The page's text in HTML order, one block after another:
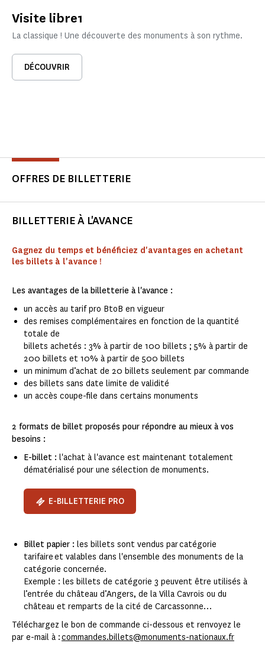
Visite libre1
La classique ! Une découverte des monuments à son rythme.
DÉCOUVRIR
OFFRES DE BILLETTERIE
BILLETTERIE À L'AVANCE
Gagnez du temps et bénéficiez d'avantages en achetant
les billets à l'avance !
Les avantages de la billetterie à l'avance :
un accès au tarif pro BtoB en vigueur
des remises complémentaires en fonction de la quantité
totale de
billets achetés : 3% à partir de 100 billets ; 5% à partir de
200 billets et 10% à partir de 500 billets
un minimum d’achat de 20 billets seulement par commande
des billets sans date limite de validité
un accès coupe-file dans certains monuments
2 formats de billet proposés pour répondre au mieux à vos
besoins :
E-billet : l'achat à l'avance est maintenant totalement
dématérialisé pour une sélection de monuments.
E-BILLETTERIE PRO
Billet papier : les billets sont vendus par catégorie
tarifaire et valables dans l'ensemble des monuments de la
catégorie concernée.
Exemple : les billets de catégorie 3 peuvent être utilisés à
l’entrée du château d’Angers, de la Villa Cavrois ou du
château et remparts de la cité de Carcassonne…
Téléchargez le bon de commande ci-dessous et renvoyez le
par e-mail à :commandes.billets@monuments-nationaux.fr